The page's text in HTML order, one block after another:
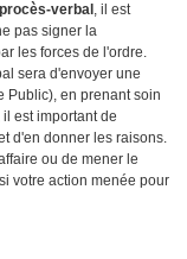
verbal , il est
pas signer la
les forces de l'ordre.
sera d'envoyer une
Public), en prenant soin
est important de
d'en donner les raisons.
ou de mener le
votre action menée pour